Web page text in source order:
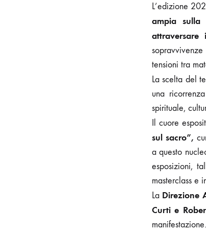
L’edizione
ampia sulla
attraversare
tensioni tra
La scelta del
una
spirituale,
Il cuore
sul sacro”,
a questo
esposizioni,
masterclass e
La Direzione
Curti e
manifestazione.